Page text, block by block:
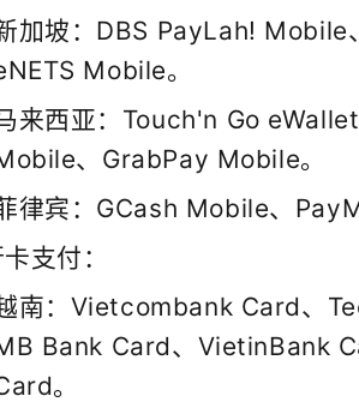
加坡：DBS PayLah!
Mobile。
来西亚：Touch'n Go
、GrabPay Mobile。
律宾：GCash Mobile、
支付：
南：Vietcombank Card、
Bank Card、VietinBank
。